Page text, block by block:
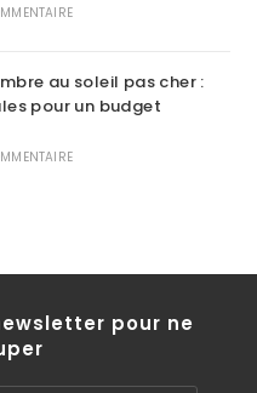
au soleil pas cher :
pour un budget
pour ne